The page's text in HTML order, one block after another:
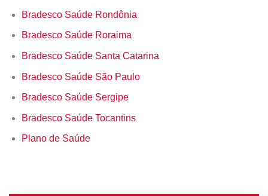
Bradesco Saúde Rondônia
Bradesco Saúde Roraima
Bradesco Saúde Santa Catarina
Bradesco Saúde São Paulo
Bradesco Saúde Sergipe
Bradesco Saúde Tocantins
Plano de Saúde